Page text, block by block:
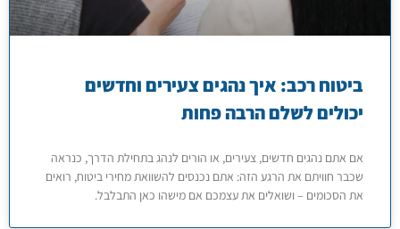
ביטוח רכב: איך נהגים צעירים וחדשים
יכולים לשלם הרבה פחות
אם אתם נהגים חדשים, צעירים, או הורים לנהג בתחילת הדרך, כנראה
שכבר חוויתם את הרגע הזה: אתם נכנסים להשוואת מחירי ביטוח, רואים
את הסכומים – ושואלים את עצמכם אם מישהו כאן התבלבל.